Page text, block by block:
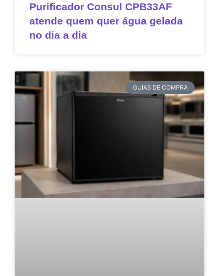
Purificador Consul CPB33AF
atende quem quer água gelada
no dia a dia
GUIAS DE COMPRA